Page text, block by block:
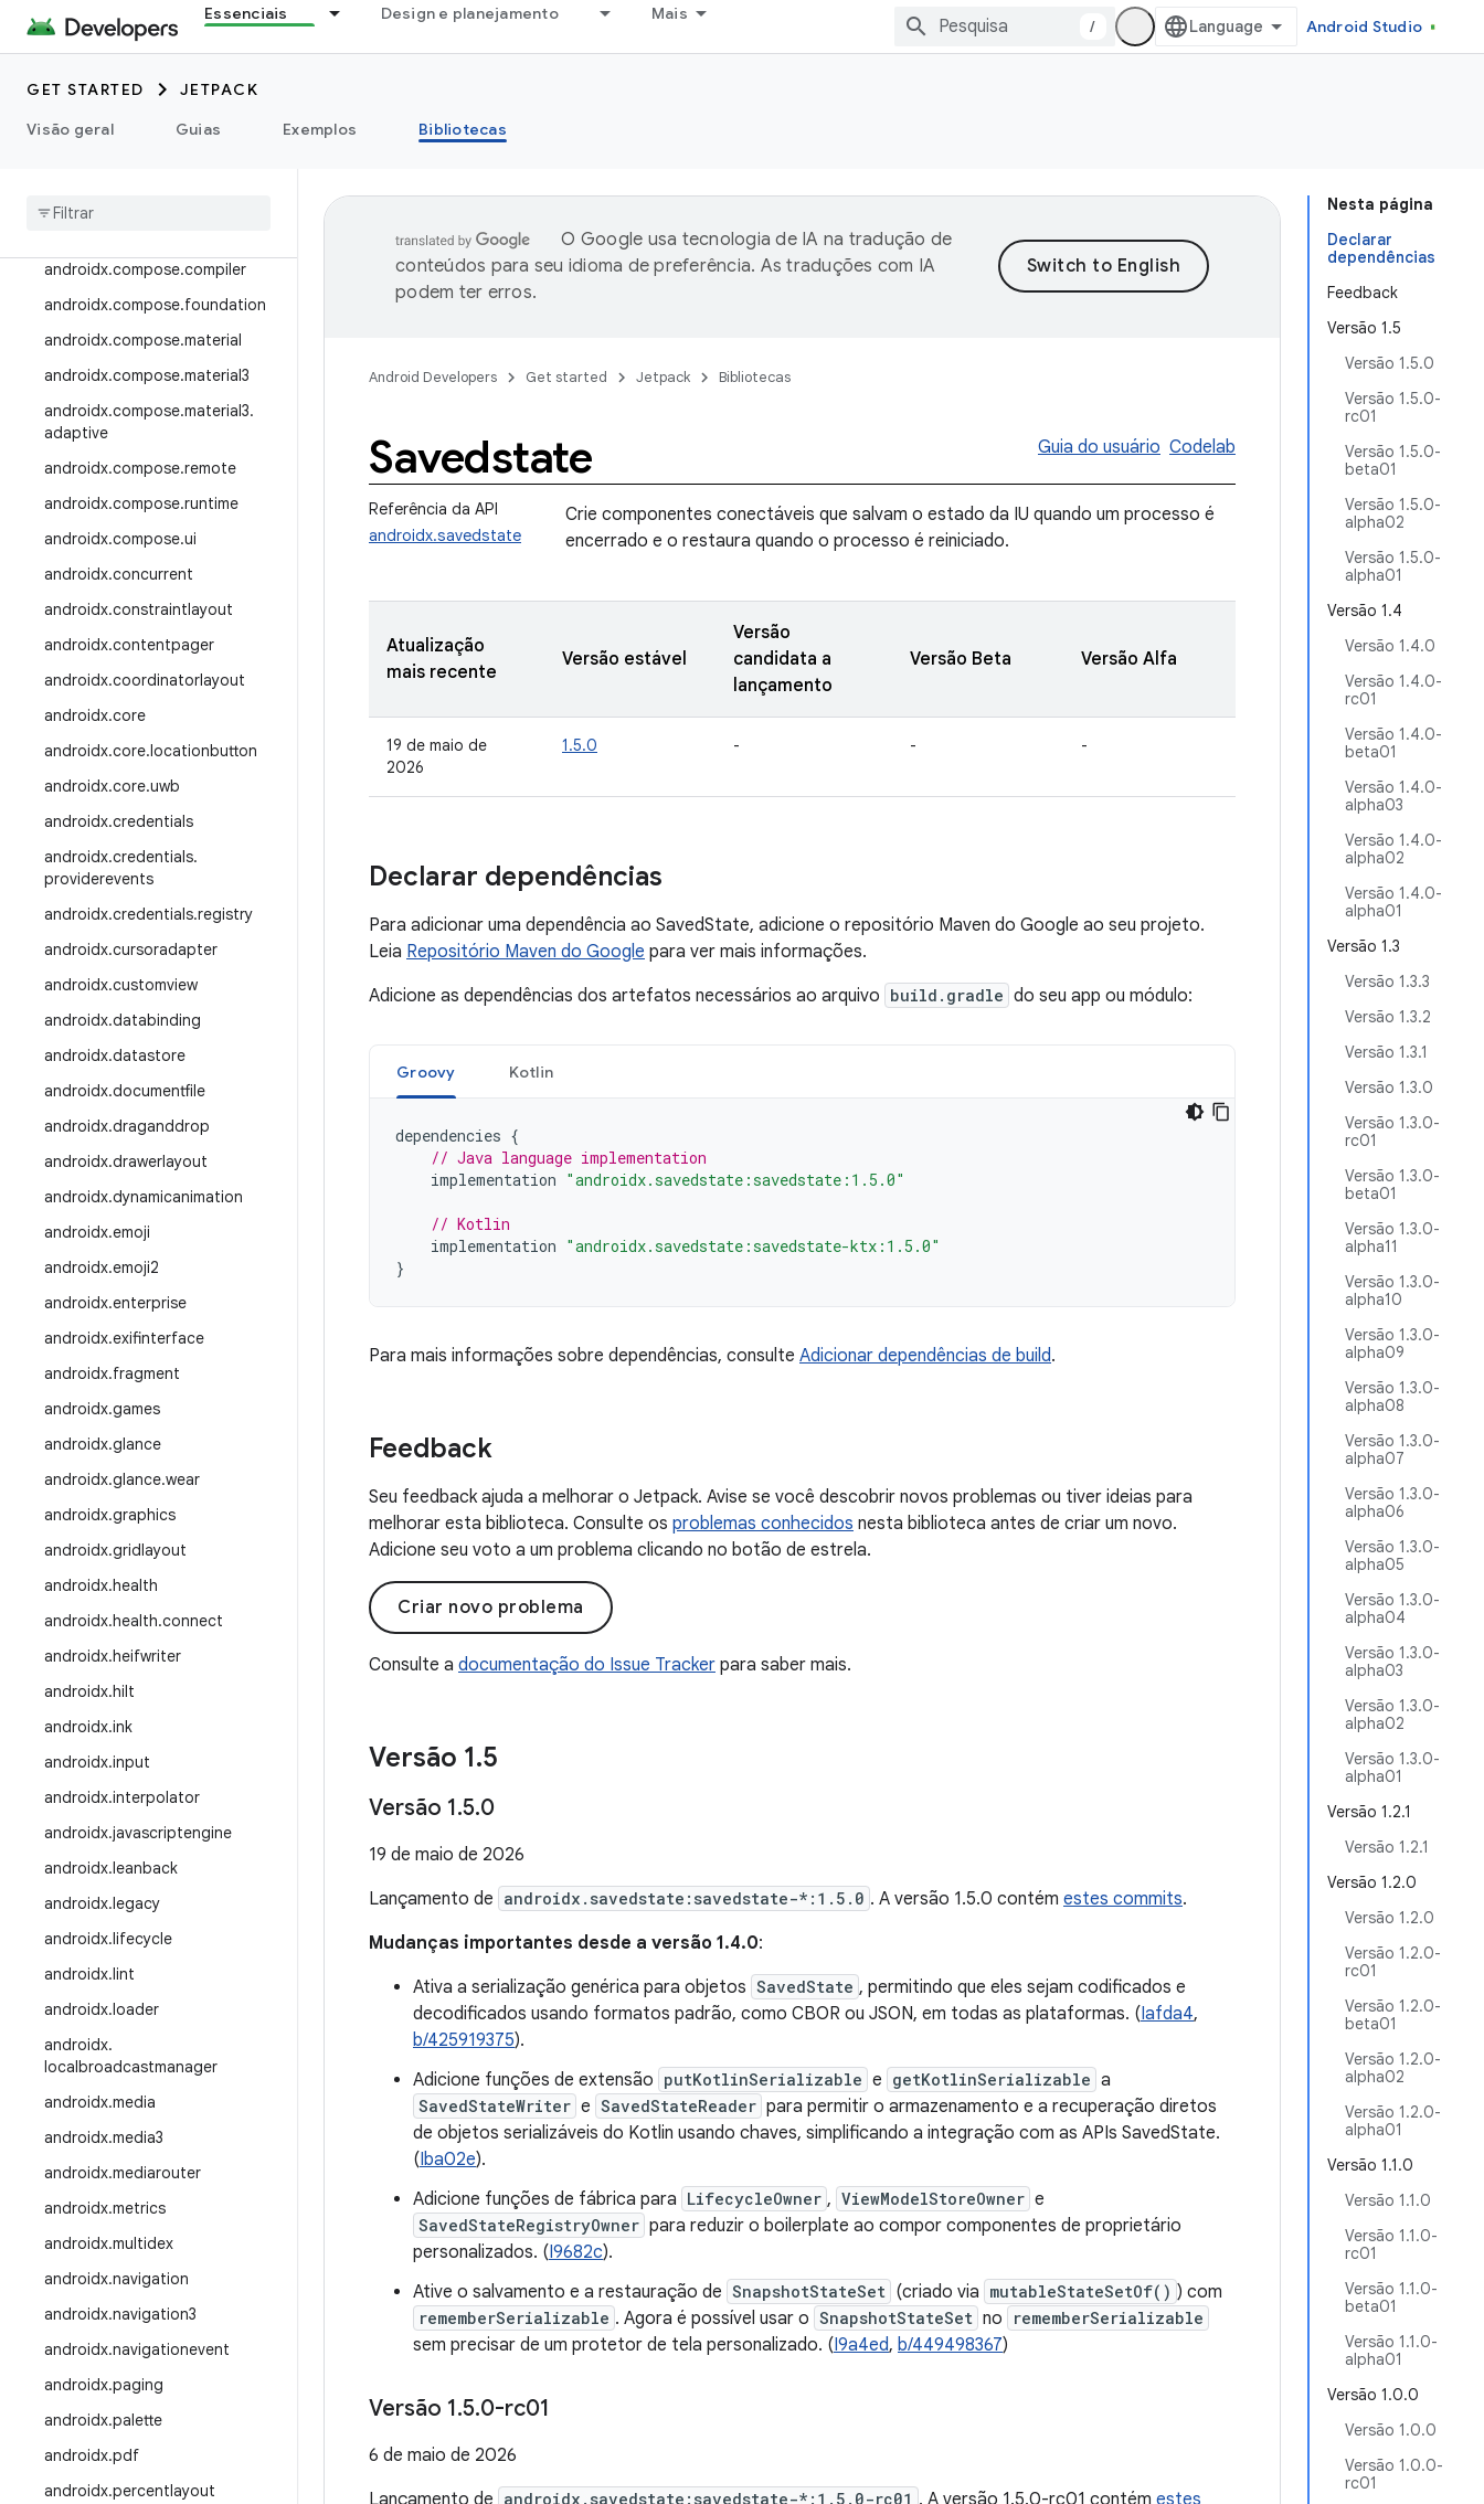
Essenciais Design e planejamento Mais
/ Android Studio
GET STARTED
JETPACK
Visão geral
Guias Exemplos Bibliotecas
androidx.camera.viewfinder
androidx.car
androidx.car.app
androidx.cardview
androidx.compose.compiler
androidx.compose.foundation
androidx.compose.material
androidx.compose.material3
androidx.compose.material3.
adaptive
androidx.compose.remote
androidx.compose.runtime
androidx.compose.ui
androidx.concurrent
androidx.constraintlayout
androidx.contentpager
androidx.coordinatorlayout
androidx.core
androidx.core.locationbutton
androidx.core.uwb
androidx.credentials
androidx.credentials.
providerevents
androidx.credentials.registry
androidx.cursoradapter
androidx.customview
androidx.databinding
androidx.datastore
androidx.documentfile
androidx.draganddrop
androidx.drawerlayout
androidx.dynamicanimation
androidx.emoji
androidx.emoji2
androidx.enterprise
androidx.exifinterface
androidx.fragment
androidx.games
androidx.glance
androidx.glance.wear
androidx.graphics
androidx.gridlayout
androidx.health
androidx.health.connect
androidx.heifwriter
androidx.hilt
androidx.ink
androidx.input
androidx.interpolator
androidx.javascriptengine
androidx.leanback
androidx.legacy
androidx.lifecycle
androidx.lint
androidx.loader
androidx.
localbroadcastmanager
androidx.media
androidx.media3
androidx.mediarouter
androidx.metrics
androidx.multidex
androidx.navigation
androidx.navigation3
androidx.navigationevent
androidx.paging
androidx.palette
androidx.pdf
androidx.percentlayout
Nesta página
Declarar
dependências
Feedback
Versão 1.5
Versão 1.5.0
Versão 1.5.0-
rc01
Versão 1.5.0-
beta01
Versão 1.5.0-
alpha02
Versão 1.5.0-
alpha01
Versão 1.4
Versão 1.4.0
Versão 1.4.0-
rc01
Versão 1.4.0-
beta01
Versão 1.4.0-
alpha03
Versão 1.4.0-
alpha02
Versão 1.4.0-
alpha01
Versão 1.3
Versão 1.3.3
Versão 1.3.2
Versão 1.3.1
Versão 1.3.0
Versão 1.3.0-
rc01
Versão 1.3.0-
beta01
Versão 1.3.0-
alpha11
Versão 1.3.0-
alpha10
Versão 1.3.0-
alpha09
Versão 1.3.0-
alpha08
Versão 1.3.0-
alpha07
Versão 1.3.0-
alpha06
Versão 1.3.0-
alpha05
Versão 1.3.0-
alpha04
Versão 1.3.0-
alpha03
Versão 1.3.0-
alpha02
Versão 1.3.0-
alpha01
Versão 1.2.1
Versão 1.2.1
Versão 1.2.0
Versão 1.2.0
Versão 1.2.0-
rc01
Versão 1.2.0-
beta01
Versão 1.2.0-
alpha02
Versão 1.2.0-
alpha01
Versão 1.1.0
Versão 1.1.0
Versão 1.1.0-
rc01
Versão 1.1.0-
beta01
Versão 1.1.0-
alpha01
Versão 1.0.0
Versão 1.0.0
Versão 1.0.0-
rc01
O Google usa tecnologia de IA na tradução de
conteúdos para seu idioma de preferência. As traduções com IA
podem ter erros.
Android Developers Get started Jetpack Bibliotecas
Savedstate Guia do usuário Codelab
Referência da API
androidx.savedstate
Crie componentes conectáveis que salvam o estado da IU quando um processo é
encerrado e o restaura quando o processo é reiniciado.
Atualização
mais recente
Versão estável
Versão
candidata a
lançamento
Versão Beta Versão Alfa
19 de maio de
2026
1.5.0 - - -
Declarar dependências
Para adicionar uma dependência ao SavedState, adicione o repositório Maven do Google ao seu projeto.
Leia Repositório Maven do Google para ver mais informações.
Adicione as dependências dos artefatos necessários ao arquivo build.gradle do seu app ou módulo:
Groovy Kotlin
dependencies {
// Java language implementation
implementation "androidx.savedstate:savedstate:1.5.0"
// Kotlin
implementation "androidx.savedstate:savedstate-ktx:1.5.0"
}
Para mais informações sobre dependências, consulte Adicionar dependências de build.
Feedback
Seu feedback ajuda a melhorar o Jetpack. Avise se você descobrir novos problemas ou tiver ideias para
melhorar esta biblioteca. Consulte os problemas conhecidos nesta biblioteca antes de criar um novo.
Adicione seu voto a um problema clicando no botão de estrela.
Criar novo problema
Consulte a documentação do Issue Tracker para saber mais.
Versão 1.5
Versão 1.5.0
19 de maio de 2026
Lançamento de androidx.savedstate:savedstate-*:1.5.0 . A versão 1.5.0 contém estes commits.
Mudanças importantes desde a versão 1.4.0:
Ativa a serialização genérica para objetos SavedState , permitindo que eles sejam codificados e
decodificados usando formatos padrão, como CBOR ou JSON, em todas as plataformas. (Iafda4,
b/425919375).
Adicione funções de extensão putKotlinSerializable e getKotlinSerializable a
SavedStateWriter e SavedStateReader para permitir o armazenamento e a recuperação diretos
de objetos serializáveis do Kotlin usando chaves, simplificando a integração com as APIs SavedState.
(Iba02e).
Adicione funções de fábrica para LifecycleOwner , ViewModelStoreOwner e
SavedStateRegistryOwner para reduzir o boilerplate ao compor componentes de proprietário
personalizados. (I9682c).
Ative o salvamento e a restauração de SnapshotStateSet (criado via mutableStateSetOf() ) com
rememberSerializable . Agora é possível usar o SnapshotStateSet no rememberSerializable
sem precisar de um protetor de tela personalizado. (I9a4ed, b/449498367)
Versão 1.5.0-rc01
6 de maio de 2026
Lançamento de androidx.savedstate:savedstate-*:1.5.0-rc01 . A versão 1.5.0-rc01 contém estes